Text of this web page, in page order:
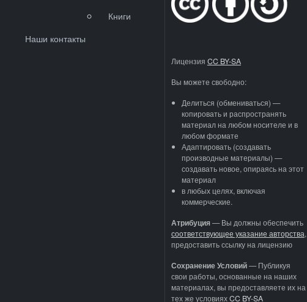
Книги
Наши контакты
Лицензия CC BY-SA
Вы можете свободно:
Делиться (обмениваться) —
копировать и распространять
материал на любом носителе и в
любом формате
Адаптировать (создавать
производные материалы) —
создавать новое, опираясь на этот
материал
в любых целях, включая
коммерческие.
Атрибуция—Вы должны обеспечить
соответствующее указание авторства,
предоставить ссылку на лицензию
Сохранение Условий— Публикуя
свои работы, основанные на наших
материалах, вы предоставляете их на
тех же условияхCC BY-SA